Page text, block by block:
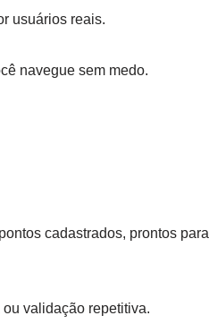
usuários reais.
navegue sem medo.
cadastrados, prontos para
validação repetitiva.